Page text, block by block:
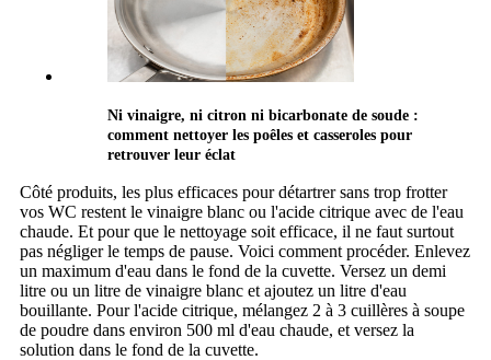
Ni vinaigre, ni citron ni bicarbonate de soude :
comment nettoyer les poêles et casseroles pour
retrouver leur éclat
Côté produits, les plus efficaces pour détartrer sans trop frotter
vos WC restent le vinaigre blanc ou l'acide citrique avec de l'eau
chaude. Et pour que le nettoyage soit efficace, il ne faut surtout
pas négliger le temps de pause. Voici comment procéder. Enlevez
un maximum d'eau dans le fond de la cuvette. Versez un demi
litre ou un litre de vinaigre blanc et ajoutez un litre d'eau
bouillante. Pour l'acide citrique, mélangez 2 à 3 cuillères à soupe
de poudre dans environ 500 ml d'eau chaude, et versez la
solution dans le fond de la cuvette.